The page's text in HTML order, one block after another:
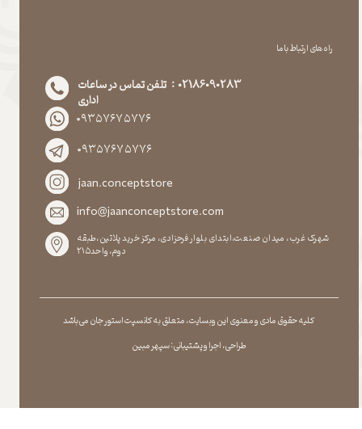
راه های ارتباط با ما
کلیه حقوق مادی و معنوی این وبسایت ، متعلق به کانسپت استور جان می باشد
طراحی ، اجرا و پشتیبانی : سپهر مبین
02186090283 : تلفن تماس در ساعات
اداری
۰۹۳۵۷۶۷۵۷۷۶
۰۹۳۵۷۶۷۵۷۷۶
jaan.conceptstore
info@jaanconceptstore.com
شهرک غرب، میدان صنعت،ابتدای بلوار فرحزادی، مرکز خرید پلاتین،طبقه
دوم،واحد۲۱۵